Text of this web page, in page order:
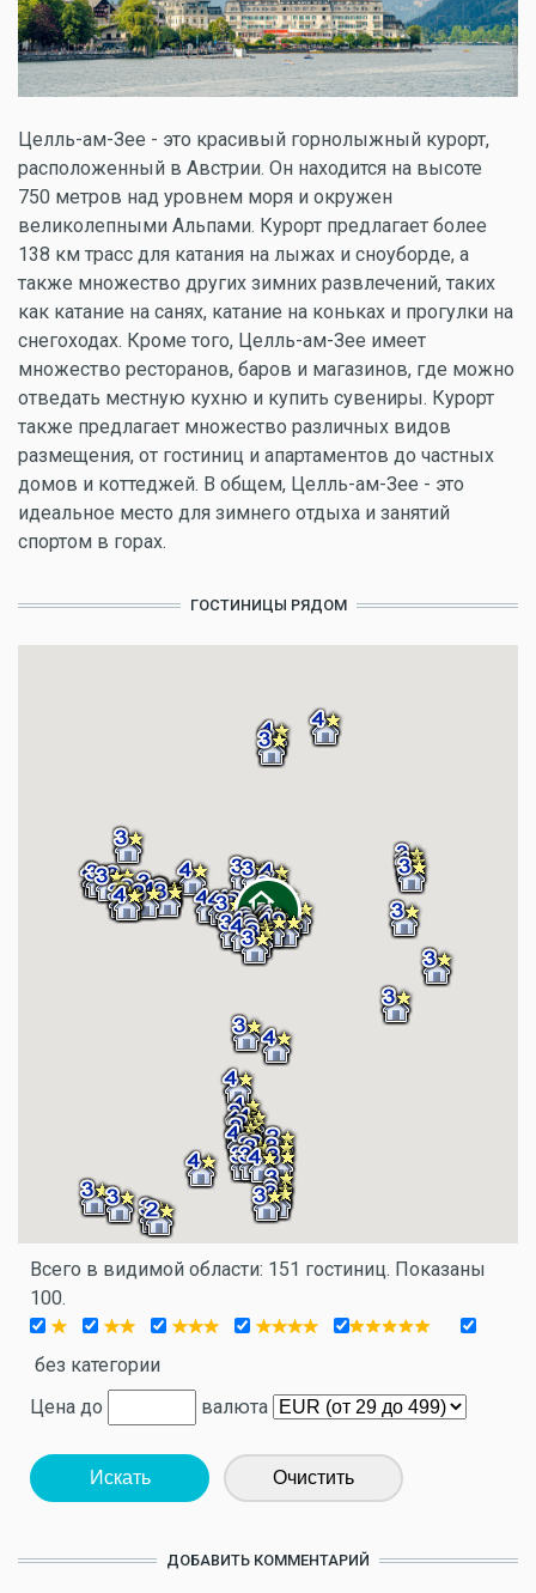
Целль-ам-Зее - это красивый горнолыжный курорт,
расположенный в Австрии. Он находится на высоте
750 метров над уровнем моря и окружен
великолепными Альпами. Курорт предлагает более
138 км трасс для катания на лыжах и сноуборде, а
также множество других зимних развлечений, таких
как катание на санях, катание на коньках и прогулки на
снегоходах. Кроме того, Целль-ам-Зее имеет
множество ресторанов, баров и магазинов, где можно
отведать местную кухню и купить сувениры. Курорт
также предлагает множество различных видов
размещения, от гостиниц и апартаментов до частных
домов и коттеджей. В общем, Целль-ам-Зее - это
идеальное место для зимнего отдыха и занятий
спортом в горах.
ГОСТИНИЦЫ РЯДОМ
Всего в видимой области: 151 гостиниц. Показаны
100.
без категории
Цена до
валюта
Искать Очистить
ДОБАВИТЬ КОММЕНТАРИЙ